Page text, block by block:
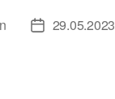
Дата29.05.2023